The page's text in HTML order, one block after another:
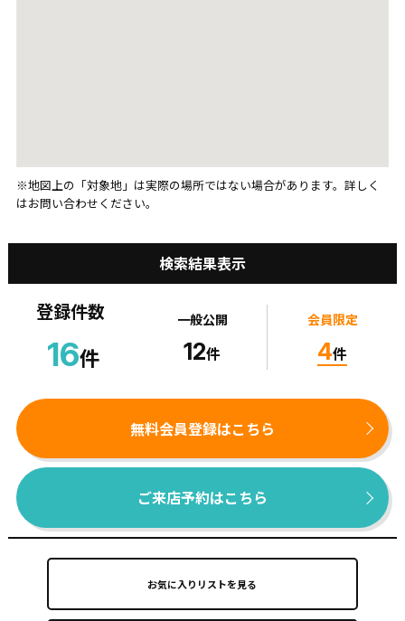
※地図上の「対象地」は実際の場所ではない場合があります。詳しく
はお問い合わせください。
検索結果表示
登録件数
16件
一般公開
12件
会員限定
4件
無料会員登録はこちら
ご来店予約はこちら
お気に入りリストを見る